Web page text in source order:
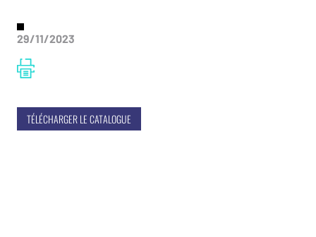
29/11/2023
TÉLÉCHARGER LE CATALOGUE